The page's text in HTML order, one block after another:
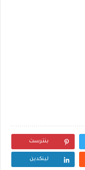
بنترست
لينكدين